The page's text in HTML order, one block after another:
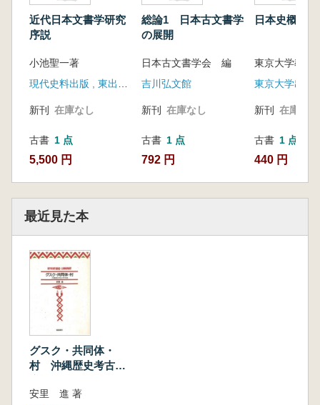
近代日本文書学研究
序説
小池聖一著
新刊 在庫なし
古書 1 点
5,500 円
総論1 日本古文書学
の展開
日本古文書学会 編
吉川弘文館
新刊 在庫なし
古書 1 点
792 円
日本史概説
東京大学出版
新刊 在庫なし
古書 1 点
440 円
最近見た本
グスク・共同体・
村 沖縄歴史考古学
安里 進 著